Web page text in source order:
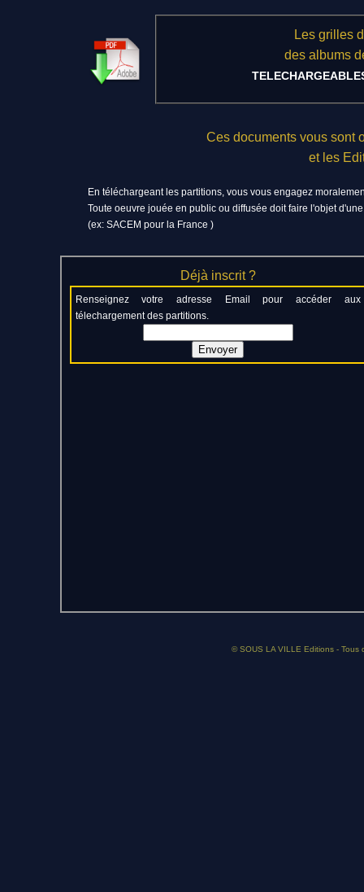
Les grilles
des albums
Ces documents vous sont
et les
En téléchargeant les partitions, vous vous engagez
Toute oeuvre jouée en public ou diffusée doit faire l'objet
(ex: SACEM pour la France )
Déjà inscrit ?
Renseignez votre adresse Email pour accéder aux
télechargement des partitions.
© SOUS LA VILLE Editions - Tous